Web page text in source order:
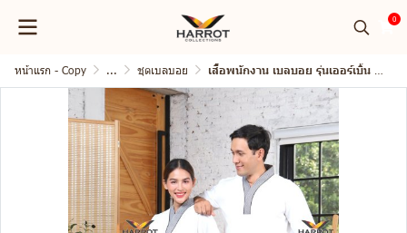
0
หน้าแรก - Copy ... ชุดเบลบอย เสื้อพนักงาน เบลบอย รุ่นเออร์เบิ้น แขนสั้น